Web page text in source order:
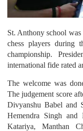
St. Anthony school
chess players during
championship.
international fide rated
The welcome was
The judgement score
Divyanshu Babel and
Hemendra Singh
Katariya, Manthan